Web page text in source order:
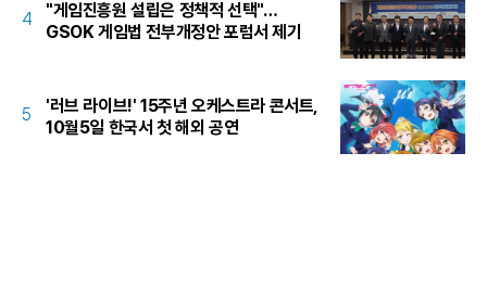
4
"게임진흥원 설립은 정책적 선택"…
GSOK 게임법 전부개정안 포럼서 제기
5
'러브 라이브!' 15주년 오케스트라 콘서트,
10월5일 한국서 첫 해외 공연